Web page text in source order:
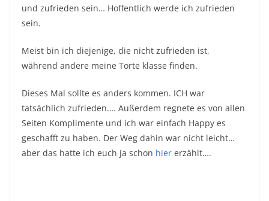
und zufrieden sein… Hoffentlich werde ich zufrieden
sein.
Meist bin ich diejenige, die nicht zufrieden ist,
während andere meine Torte klasse finden.
Dieses Mal sollte es anders kommen. ICH war
tatsächlich zufrieden…. Außerdem regnete es von allen
Seiten Komplimente und ich war einfach Happy es
geschafft zu haben. Der Weg dahin war nicht leicht…
aber das hatte ich euch ja schon hier erzählt….